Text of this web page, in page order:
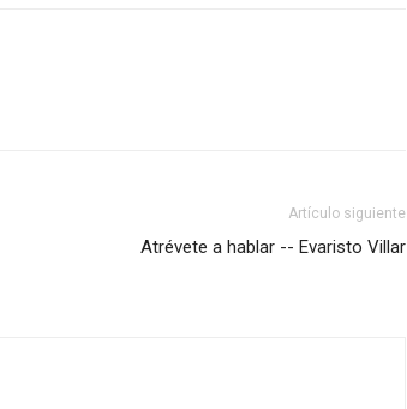
Artículo siguiente
Atrévete a hablar -- Evaristo Villar